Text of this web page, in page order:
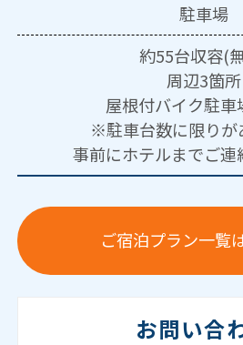
駐車場
約55台収容(
周辺3箇所
屋根付バイク駐車
※駐車台数に限りが
事前にホテルまでご連
ご宿泊プラン一覧
お問い合